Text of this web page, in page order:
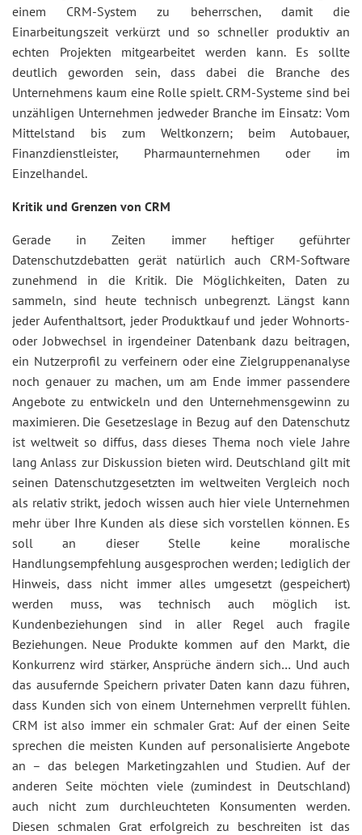
einem CRM-System zu beherrschen, damit die
Einarbeitungszeit verkürzt und so schneller produktiv an
echten Projekten mitgearbeitet werden kann. Es sollte
deutlich geworden sein, dass dabei die Branche des
Unternehmens kaum eine Rolle spielt. CRM-Systeme sind bei
unzähligen Unternehmen jedweder Branche im Einsatz: Vom
Mittelstand bis zum Weltkonzern; beim Autobauer,
Finanzdienstleister, Pharmaunternehmen oder im
Einzelhandel.
Kritik und Grenzen von CRM
Gerade in Zeiten immer heftiger geführter
Datenschutzdebatten gerät natürlich auch CRM-Software
zunehmend in die Kritik. Die Möglichkeiten, Daten zu
sammeln, sind heute technisch unbegrenzt. Längst kann
jeder Aufenthaltsort, jeder Produktkauf und jeder Wohnorts-
oder Jobwechsel in irgendeiner Datenbank dazu beitragen,
ein Nutzerprofil zu verfeinern oder eine Zielgruppenanalyse
noch genauer zu machen, um am Ende immer passendere
Angebote zu entwickeln und den Unternehmensgewinn zu
maximieren. Die Gesetzeslage in Bezug auf den Datenschutz
ist weltweit so diffus, dass dieses Thema noch viele Jahre
lang Anlass zur Diskussion bieten wird. Deutschland gilt mit
seinen Datenschutzgesetzten im weltweiten Vergleich noch
als relativ strikt, jedoch wissen auch hier viele Unternehmen
mehr über Ihre Kunden als diese sich vorstellen können. Es
soll an dieser Stelle keine moralische
Handlungsempfehlung ausgesprochen werden; lediglich der
Hinweis, dass nicht immer alles umgesetzt (gespeichert)
werden muss, was technisch auch möglich ist.
Kundenbeziehungen sind in aller Regel auch fragile
Beziehungen. Neue Produkte kommen auf den Markt, die
Konkurrenz wird stärker, Ansprüche ändern sich… Und auch
das ausufernde Speichern privater Daten kann dazu führen,
dass Kunden sich von einem Unternehmen verprellt fühlen.
CRM ist also immer ein schmaler Grat: Auf der einen Seite
sprechen die meisten Kunden auf personalisierte Angebote
an – das belegen Marketingzahlen und Studien. Auf der
anderen Seite möchten viele (zumindest in Deutschland)
auch nicht zum durchleuchteten Konsumenten werden.
Diesen schmalen Grat erfolgreich zu beschreiten ist das